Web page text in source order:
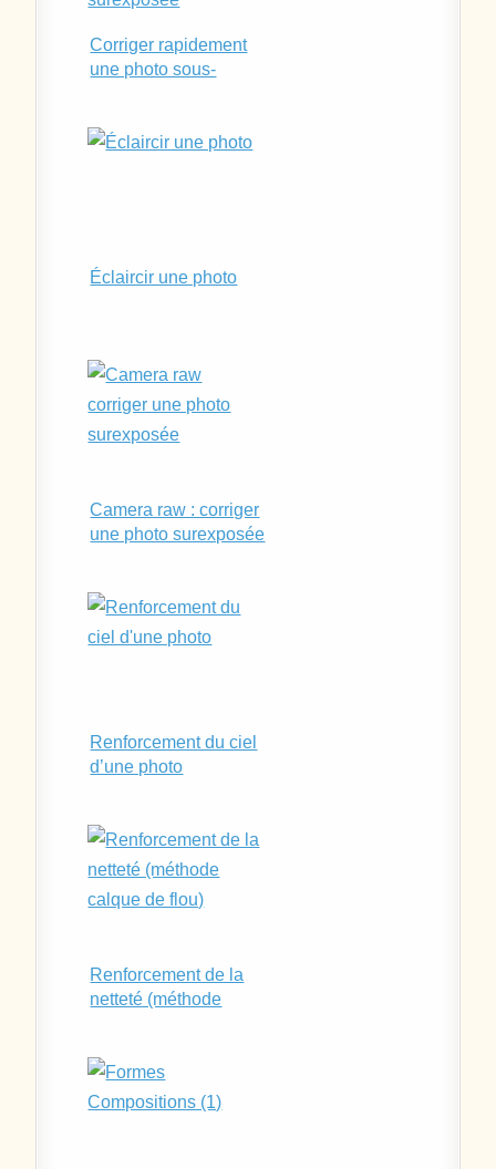
Corriger rapidement
une photo sous-
Éclaircir une photo
Camera raw : corriger
une photo surexposée
Renforcement du ciel
d’une photo
Renforcement de la
netteté (méthode